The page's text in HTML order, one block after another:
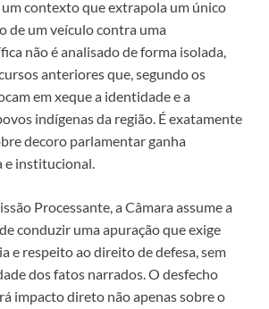
contexto que extrapola um único
de um veículo contra uma
não é analisado de forma isolada,
anteriores que, segundo os
em xeque a identidade e a
indígenas da região. É exatamente
decoro parlamentar ganha
e institucional.
Processante, a Câmara assume a
conduzir uma apuração que exige
e respeito ao direito de defesa, sem
dos fatos narrados. O desfecho
impacto direto não apenas sobre o